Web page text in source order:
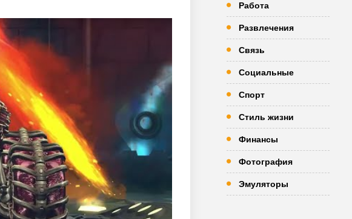
Работа
Развлечения
Связь
Социальные
Спорт
Стиль жизни
Финансы
Фотография
Эмуляторы